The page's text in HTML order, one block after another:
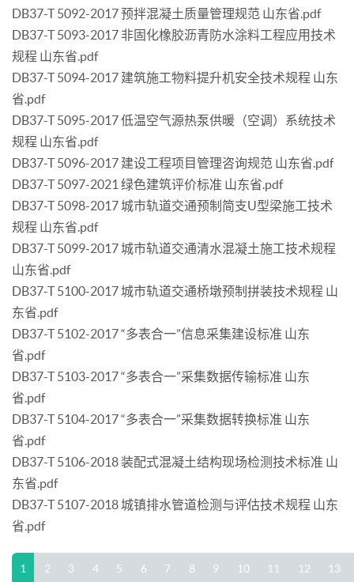
DB37-T 5092-2017 预拌混凝土质量管理规范 山东省.pdf
DB37-T 5093-2017 非固化橡胶沥青防水涂料工程应用技术
规程 山东省.pdf
DB37-T 5094-2017 建筑施工物料提升机安全技术规程 山东
省.pdf
DB37-T 5095-2017 低温空气源热泵供暖（空调）系统技术
规程 山东省.pdf
DB37-T 5096-2017 建设工程项目管理咨询规范 山东省.pdf
DB37-T 5097-2021 绿色建筑评价标准 山东省.pdf
DB37-T 5098-2017 城市轨道交通预制简支U型梁施工技术
规程 山东省.pdf
DB37-T 5099-2017 城市轨道交通清水混凝土施工技术规程
山东省.pdf
DB37-T 5100-2017 城市轨道交通桥墩预制拼装技术规程 山
东省.pdf
DB37-T 5102-2017 “多表合一”信息采集建设标准 山东
省.pdf
DB37-T 5103-2017 “多表合一”采集数据传输标准 山东
省.pdf
DB37-T 5104-2017 “多表合一”采集数据转换标准 山东
省.pdf
DB37-T 5106-2018 装配式混凝土结构现场检测技术标准 山
东省.pdf
DB37-T 5107-2018 城镇排水管道检测与评估技术规程 山东
省.pdf
1 2 3 4 5 6 7 8 9 10 11 12 13